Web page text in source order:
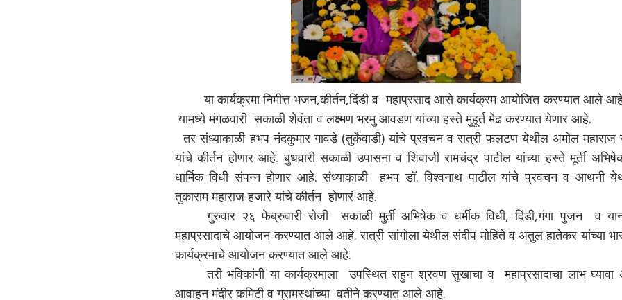
या कार्यक्रमा निमीत्त भजन,कीर्तन,दिंडी व महाप्रसाद आसे कार्यक्रम आयोजित करण्यात आले
यामध्ये मंगळवारी सकाळी शेवंता व लक्ष्मण भरमु आवडण यांच्या हस्ते मुहूर्त मेढ करण्यात येणार आहे.
तर संध्याकाळी हभप नंदकुमार गावडे (तुर्केवाडी) यांचे प्रवचन व रात्री फलटण येथील अमोल
यांचे कीर्तन होणार आहे. बुधवारी सकाळी उपासना व शिवाजी रामचंद्र पाटील यांच्या हस्ते मूर्ती
धार्मिक विधी संपन्न होणार आहे. संध्याकाळी हभप डॉ. विश्वनाथ पाटील यांचे प्रवचन व आथनी
तुकाराम महाराज हजारे यांचे कीर्तन होणारं आहे.
गुरुवार २६ फेब्रुवारी रोजी सकाळी मुर्ती अभिषेक व धर्मीक विधी, दिंडी,गंगा पुजन व
महाप्रसादाचे आयोजन करण्यात आले आहे. रात्री सांगोला येथील संदीप मोहिते व अतुल हातेकर यांच्या
कार्यक्रमाचे आयोजन करण्यात आले आहे.
तरी भविकांनी या कार्यक्रमाला उपस्थित राहुन श्रवण सुखाचा व महाप्रसादाचा लाभ
आवाहन मंदीर कमिटी व ग्रामस्थांच्या वतीने करण्यात आले आहे.